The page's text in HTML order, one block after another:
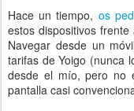
Hace un tiempo, os
estos dispositivos
Navegar desde un
tarifas de Yoigo (nunca
desde el mío, pero no
pantalla casi